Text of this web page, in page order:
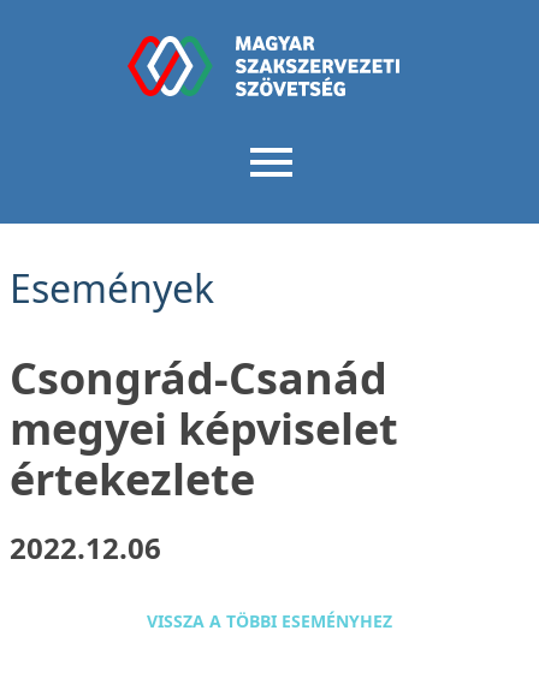
Események
Csongrád-Csanád
megyei képviselet
értekezlete
2022.12.06
VISSZA A TÖBBI ESEMÉNYHEZ